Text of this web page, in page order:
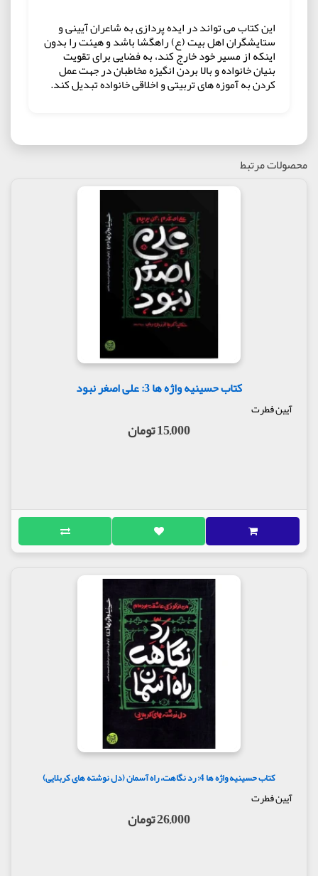
این کتاب می تواند در ایده پردازی به شاعران آیینی و
ستایشگران اهل بیت (ع) راهگشا باشد و هیئت را بدون
اینکه از مسیر خود خارج کند، به فضایی برای تقویت
بنیان خانواده و بالا بردن انگیزه مخاطبان در جهت عمل
کردن به آموزه های تربیتی و اخلاقی خانواده تبدیل کند.
محصولات مرتبط
کتاب حسینیه واژه ها 3: علی اصغر نبود
آیین فطرت
15,000 تومان
کتاب حسینیه واژه ها 4: رد نگاهت، راه آسمان (دل نوشته های کربلایی)
آیین فطرت
26,000 تومان